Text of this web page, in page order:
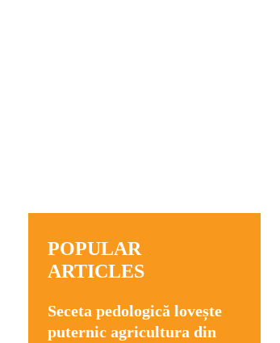
POPULAR
ARTICLES
Seceta pedologică lovește
puternic agricultura din